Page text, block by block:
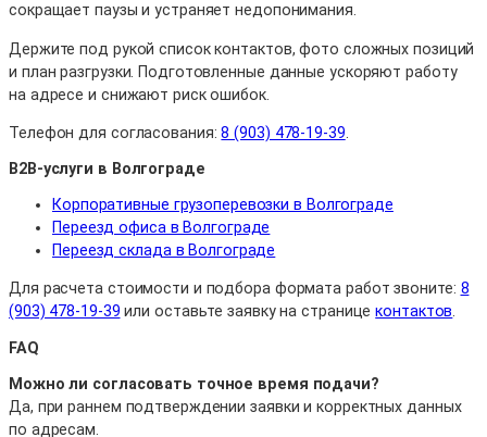
сокращает паузы и устраняет недопонимания.
Держите под рукой список контактов, фото сложных позиций
и план разгрузки. Подготовленные данные ускоряют работу
на адресе и снижают риск ошибок.
Телефон для согласования:8 (903) 478-19-39
B2B-услуги в Волгограде
Корпоративные грузоперевозки в Волгограде
Переезд офиса в Волгограде
Переезд склада в Волгограде
Для расчета стоимости и подбора формата работ звоните: 8
(903) 478-19-39 или оставьте заявку на страницеконтактов.
FAQ
Можно ли согласовать точное время подачи?
Да, при раннем подтверждении заявки и корректных данных
по адресам.